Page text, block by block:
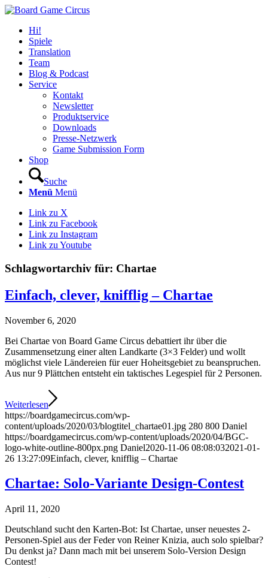
Hi!
Spiele
Translation
Team
Blog & Podcast
Service
Kontakt
Newsletter
Produktservice
Downloads
Presse-Netzwerk
Game Submission Form
Shop
Suche
Menü Menü
Link zu X
Link zu Facebook
Link zu Instagram
Link zu Youtube
Schlagwortarchiv für: Chartae
Einfach, clever, knifflig – Chartae
November 6, 2020
Bei Chartae von Board Game Circus debattiert ihr über die
Zusammensetzung einer alten Landkarte (3×3 Felder) und wollt
möglichst viele Ländereien für euer Hoheitsgebiet zu beanspruchen.
Aus nur 9 Plättchen entsteht ein taktisches Legespiel für 2 Personen.
Weiterlesen
https://boardgamecircus.com/wp-
content/uploads/2020/03/blogtitel_chartae01.jpg 280 800 Daniel
https://boardgamecircus.com/wp-content/uploads/2020/04/BGC-
logo-white-outline-800px.png Daniel2020-11-06 08:08:032021-01-
26 13:27:09Einfach, clever, knifflig – Chartae
Chartae: Solo-Variante Design-Contest
April 11, 2020
Deutschland sucht den Karten-Bot: Ist Chartae, unser neuestes 2-
Personen-Spiel aus der Feder von Reiner Knizia, auch solo spielbar?
Du denkst ja? Dann mach mit bei unserem Solo-Version Design
Contest!